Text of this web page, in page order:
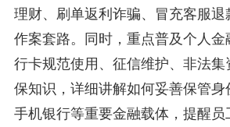
理财、刷单返利诈骗、冒充客服退
作案套路。同时，重点普及个人金
行卡规范使用、征信维护、非法集
保知识，详细讲解如何妥善保管身
手机银行等重要金融载体，提醒员